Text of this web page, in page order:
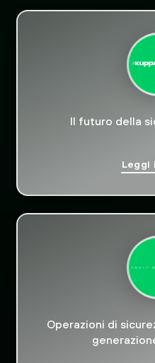
Il futuro della
Leggi
Operazioni di